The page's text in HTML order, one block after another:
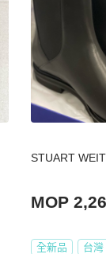
STUART
MOP
全新品 台灣